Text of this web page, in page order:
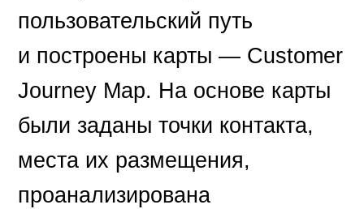
пользовательский путь
и построены карты — Customer
Journey Map. На основе карты
были заданы точки контакта,
места их размещения,
проанализирована